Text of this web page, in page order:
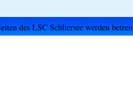
des LSC Schliersee werden